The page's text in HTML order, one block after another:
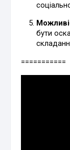
бути
===========